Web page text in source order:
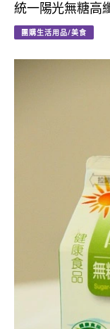
統一陽光無糖高
團購生活用品/美食